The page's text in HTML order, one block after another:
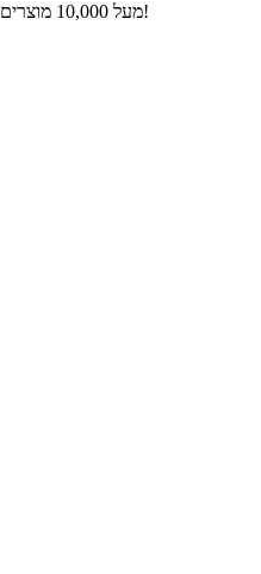
מעל 10,000 מוצרים ומאכלים במאגר עם ערכים תזונתיים!